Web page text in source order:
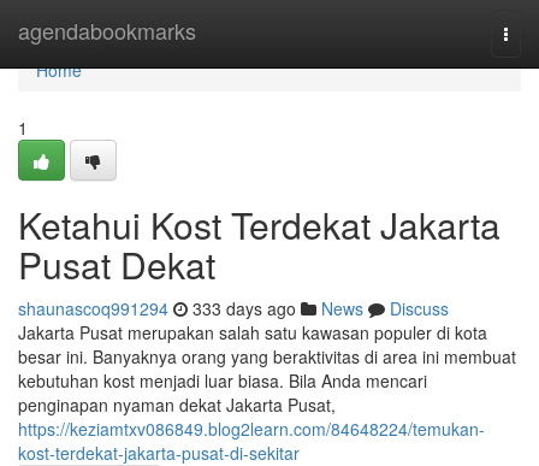
agendabookmarks
Home
Home
1
Ketahui Kost Terdekat Jakarta
Pusat Dekat
shaunascoq991294 333 days ago News
Discuss
Jakarta Pusat merupakan salah satu kawasan populer di kota
besar ini. Banyaknya orang yang beraktivitas di area ini membuat
kebutuhan kost menjadi luar biasa. Bila Anda mencari
penginapan nyaman dekat Jakarta Pusat,
https://keziamtxv086849.blog2learn.com/84648224/temukan-
kost-terdekat-jakarta-pusat-di-sekitar